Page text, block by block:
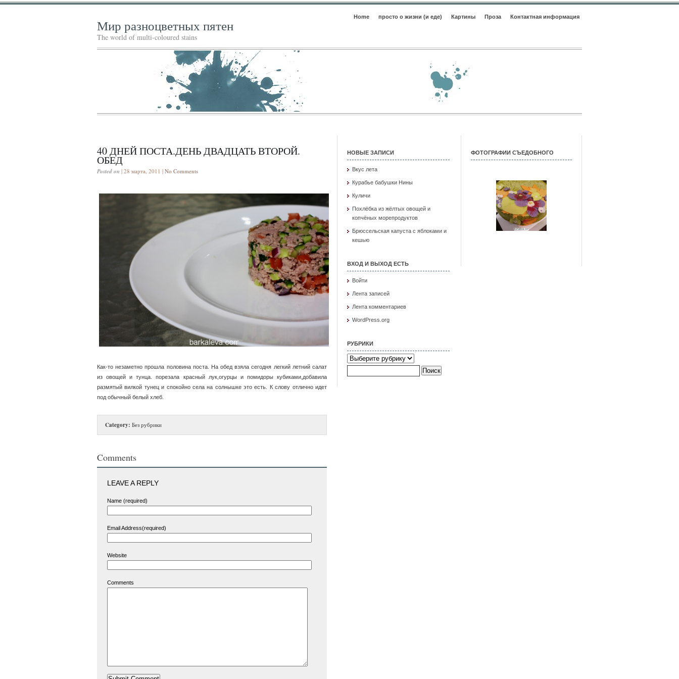
Home просто о жизни (и еде) Картины Проза Контактная информация
Мир разноцветных пятен
The world of multi-coloured stains
40 ДНЕЙ ПОСТА.ДЕНЬ ДВАДЦАТЬ ВТОРОЙ.
ОБЕД
Posted on | 28 марта, 2011 | No Comments
Как-то незаметно прошла половина поста. На обед взяла сегодня легкий летний салат
из овощей и тунца. порезала красный лук,огурцы и помидоры кубиками,добавила
размятый вилкой тунец и спокойно села на солнышке это есть. К слову отлично идет
под обычный белый хлеб.
Category: Без рубрики
Comments
LEAVE A REPLY
Name (required)
Email Address(required)
Website
Comments
НОВЫЕ ЗАПИСИ
Вкус лета
Курабье бабушки Нины
Куличи
Похлёбка из жёлтых овощей и
копчёных морепродуктов
Брюссельская капуста с яблоками и
кешью
ВХОД И ВЫХОД ЕСТЬ
Войти
Лента записей
Лента комментариев
WordPress.org
РУБРИКИ
Рубрики
Найти:
ФОТОГРАФИИ СЪЕДОБНОГО